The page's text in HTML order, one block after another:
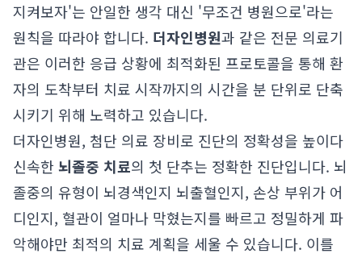
지켜보자'는 안일한 생각 대신 '무조건 병원으로'라는
원칙을 따라야 합니다. 더자인병원과 같은 전문 의료기
관은 이러한 응급 상황에 최적화된 프로토콜을 통해 환
자의 도착부터 치료 시작까지의 시간을 분 단위로 단축
시키기 위해 노력하고 있습니다.
더자인병원, 첨단 의료 장비로 진단의 정확성을 높이다
신속한 뇌졸중 치료의 첫 단추는 정확한 진단입니다. 뇌
졸중의 유형이 뇌경색인지 뇌출혈인지, 손상 부위가 어
디인지, 혈관이 얼마나 막혔는지를 빠르고 정밀하게 파
악해야만 최적의 치료 계획을 세울 수 있습니다. 이를